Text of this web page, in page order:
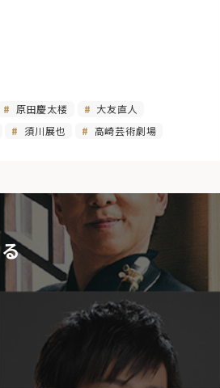
原田慶太楼
大友直人
須川展也 高崎芸術劇場